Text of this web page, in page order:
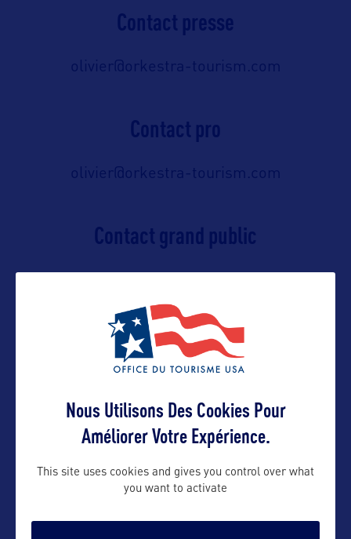
Contact presse
olivier@orkestra-tourism.com
Contact pro
olivier@orkestra-tourism.com
Contact grand public
Suivre
Nous Utilisons Des Cookies Pour
Améliorer Votre Expérience.
This site uses cookies and gives you control over what
you want to activate